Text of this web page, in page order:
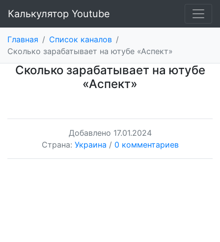
Калькулятор Youtube
Главная / Список каналов /
Cколько зарабатывает на ютубе «Аспект»
Cколько зарабатывает на ютубе
«Аспект»
Добавлено 17.01.2024
Страна: Украина / 0 комментариев